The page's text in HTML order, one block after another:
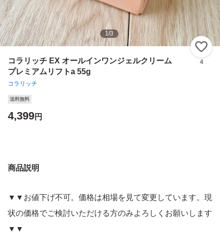
1/3
コラリッチ EX オールインワンジェルクリーム
プレミアムリフトa 55g
コラリッチ
4
送料無料
4,399円
商品説明
▼▼お値下げ不可。価格は相場を見て変更しています。現
状の価格でご検討いただける方のみよろしくお願いします
▼▼